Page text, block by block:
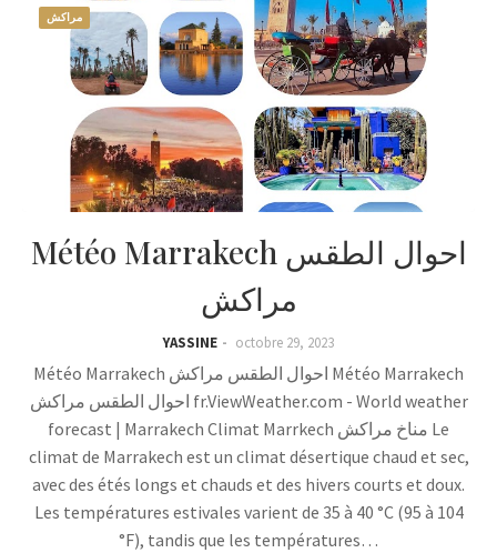
مراكش
Météo Marrakech احوال الطقس
مراكش
YASSINE octobre 29, 2023
Météo Marrakech احوال الطقس مراكش Météo Marrakech
احوال الطقس مراكش fr.ViewWeather.com - World weather
forecast | Marrakech Climat Marrkech مناخ مراكش Le
climat de Marrakech est un climat désertique chaud et sec,
avec des étés longs et chauds et des hivers courts et doux.
Les températures estivales varient de 35 à 40 °C (95 à 104
°F), tandis que les températures…